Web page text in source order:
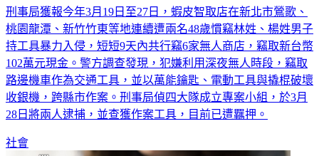
刑事局獲報今年3月19日至27日，蝦皮智取店在新北市鶯歌、
桃園龍潭、新竹竹東等地連續遭兩名48歲慣竊林姓、楊姓男子
持工具暴力入侵，短短9天內共行竊6家無人商店，竊取新台幣
102萬元現金。警方調查發現，犯嫌利用深夜無人時段，竊取
路邊機車作為交通工具，並以萬能鑰匙、電動工具與撬棍破壞
收銀機，跨縣市作案。刑事局偵四大隊成立專案小組，於3月
28日將兩人逮捕，並查獲作案工具，目前已遭羈押。
社會